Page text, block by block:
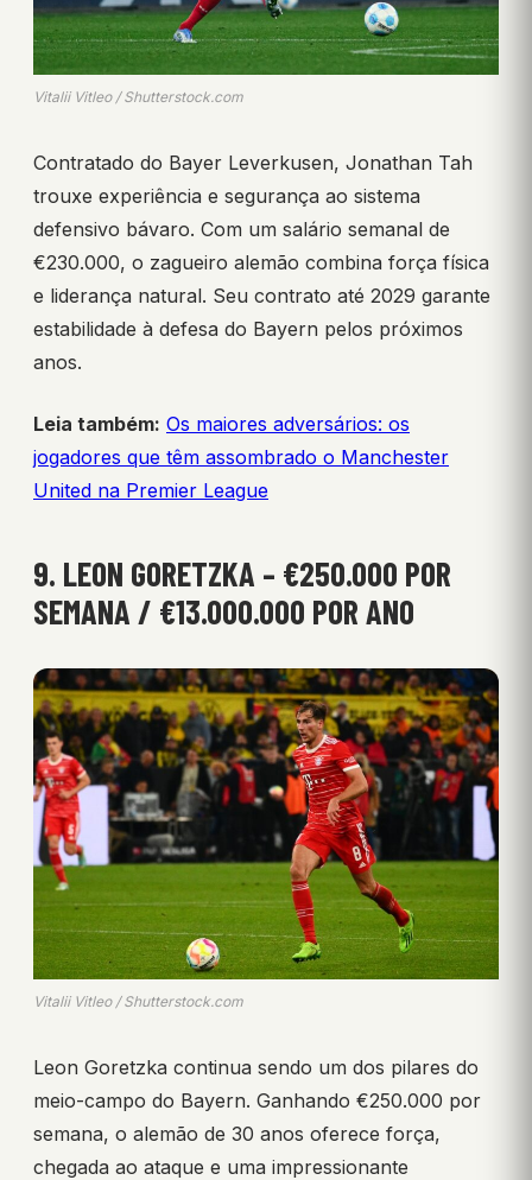
Vitalii Vitleo / Shutterstock.com
Contratado do Bayer Leverkusen, Jonathan Tah
trouxe experiência e segurança ao sistema
defensivo bávaro. Com um salário semanal de
€230.000, o zagueiro alemão combina força física
e liderança natural. Seu contrato até 2029 garante
estabilidade à defesa do Bayern pelos próximos
anos.
Leia também: Os maiores adversários: os
jogadores que têm assombrado o Manchester
United na Premier League
9. LEON GORETZKA – €250.000 POR
SEMANA / €13.000.000 POR ANO
Vitalii Vitleo / Shutterstock.com
Leon Goretzka continua sendo um dos pilares do
meio-campo do Bayern. Ganhando €250.000 por
semana, o alemão de 30 anos oferece força,
chegada ao ataque e uma impressionante